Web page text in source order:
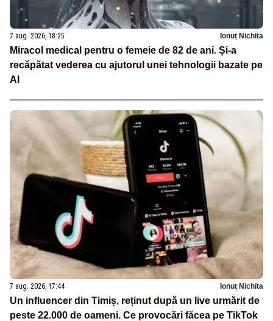
7 aug. 2026, 18:25 Ionuț Nichita
Miracol medical pentru o femeie de 82 de ani. Și-a
recăpătat vederea cu ajutorul unei tehnologii bazate pe
AI
7 aug. 2026, 17:44 Ionuț Nichita
Un influencer din Timiș, reținut după un live urmărit de
peste 22.000 de oameni. Ce provocări făcea pe TikTok